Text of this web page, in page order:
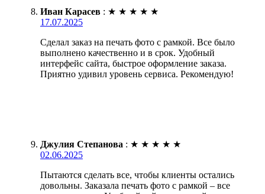
Иван Карасев : ★ ★ ★ ★ ★
17.07.2025
Сделал заказ на печать фото с рамкой. Все было
выполнено качественно и в срок. Удобный
интерфейс сайта, быстрое оформление заказа.
Приятно удивил уровень сервиса. Рекомендую!
Джулия Степанова : ★ ★ ★ ★ ★
02.06.2025
Пытаются сделать все, чтобы клиенты остались
довольны. Заказала печать фото с рамкой – все